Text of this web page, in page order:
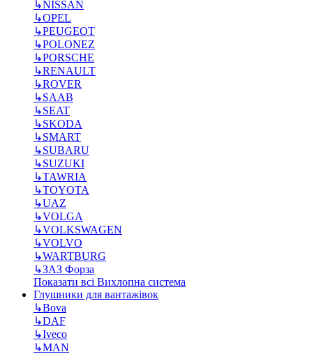
↳NISSAN
↳OPEL
↳PEUGEOT
↳POLONEZ
↳PORSCHE
↳RENAULT
↳ROVER
↳SAAB
↳SEAT
↳SKODA
↳SMART
↳SUBARU
↳SUZUKI
↳TAWRIA
↳TOYOTA
↳UAZ
↳VOLGA
↳VOLKSWAGEN
↳VOLVO
↳WARTBURG
↳ЗАЗ Форза
Показати всі Вихлопна система
Глушники для вантажівок
↳Bova
↳DAF
↳Iveco
↳MAN